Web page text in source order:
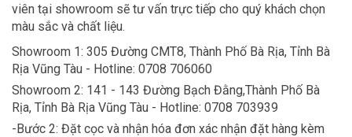
viên tại showroom sẽ tư vấn trực tiếp cho quý khách chọn
màu sắc và chất liệu.
Showroom 1: 305 Đường CMT8, Thành Phố Bà Rịa, Tỉnh Bà
Rịa Vũng Tàu - Hotline: 0708 706060
Showroom 2: 141 - 143 Đường Bạch Đằng,Thành Phố Bà
Rịa, Tỉnh Bà Rịa Vũng Tàu - Hotline: 0708 703939
-Bước 2: Đặt cọc và nhận hóa đơn xác nhận đặt hàng kèm